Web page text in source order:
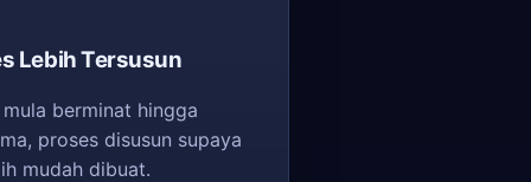
Lebih Tersusun
berminat hingga
proses disusun supaya
mudah dibuat.